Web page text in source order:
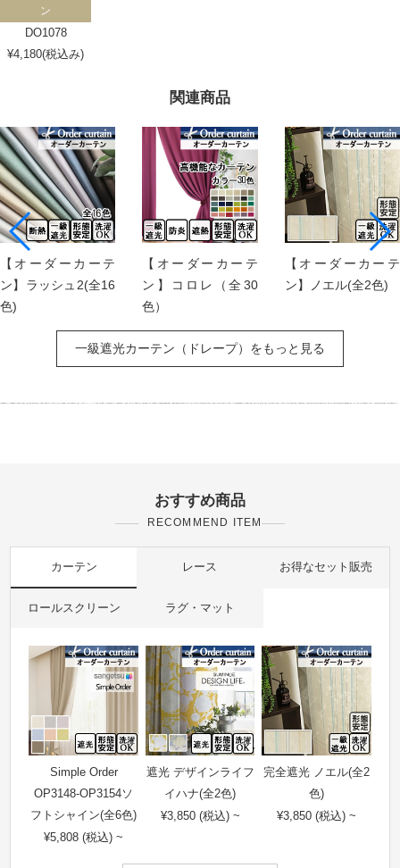
関連商品
【オーダーカーテ
ン】ラッシュ2(全16
色)
【オーダーカーテ
ン】コロレ（全30
色）
【オーダーカーテ
ン】ノエル(全2色)
一級遮光カーテン（ドレープ）をもっと見る
ン
DO1078
¥4,180(税込み)
おすすめ商品
RECOMMEND ITEM
カーテン レース お得なセット販売
ロールスクリーン ラグ・マット
Simple Order
OP3148-OP3154ソ
フトシャイン(全6色)
¥5,808 (税込) ~
遮光 デザインライフ
イハナ(全2色)
¥3,850 (税込) ~
完全遮光 ノエル(全2
色)
¥3,850 (税込) ~